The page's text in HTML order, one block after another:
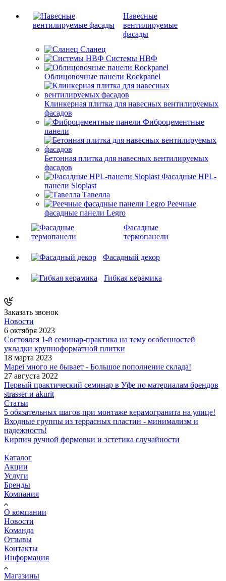
Навесные
вентилируемые
фасады
Сланец
Системы НВФ
Облицовочные панели Rockpanel
Клинкерная плитка для навесных вентилируемых
фасадов
Фиброцементные
панели
Бетонная плитка для навесных вентилируемых
фасадов
Фасадные HPL-
панели Sloplast
Тавелла
Реечные
фасадные панели Legro
Фасадные
термопанели
Фасадный декор
Гибкая керамика
Заказать звонок
Новости
6 октября 2023
Состоялся 1-й семинар-практика на тему особенностей
укладки крупноформатной плитки
18 марта 2023
Mapei много не бывает - Большое пополнение склада!
27 августа 2022
Первый практический семинар в Уфе по материалам брендов
strasser и akurit
Статьи
5 обязательных шагов при монтаже керамогранита на улице!
Входные группы из террасных пластин - минимализм и
надежность!
Кирпич ручной формовки и эстетика случайности
Каталог
Акции
Услуги
Бренды
Компания
О компании
Новости
Команда
Отзывы
Контакты
Информация
Магазины